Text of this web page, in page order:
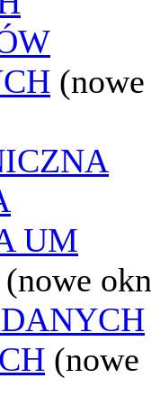
(nowe
UM
(nowe
(nowe